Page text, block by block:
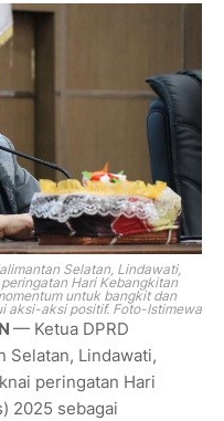
Selatan, Lindawati,
Hari Kebangkitan
untuk bangkit dan
aksi-aksi positif. Foto-Istimewa
— Ketua DPRD
Selatan, Lindawati,
peringatan Hari
2025 sebagai